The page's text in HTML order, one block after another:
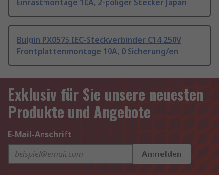
Einrastmontage 10A, 2-poliger Stecker Japan
Bulgin PX0575 IEC-Steckverbinder C14 250V
Frontplattenmontage 10A, 0 Sicherung/en
Exklusiv für Sie unsere neuesten
Produkte und Angebote
E-Mail-Anschrift
Anmelden